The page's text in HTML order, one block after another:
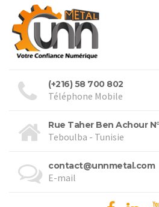
(+216) 58 700 802
Téléphone Mobile
Rue Taher Ben Achour
Teboulba - Tunisie
contact@unnmetal.com
E-mail